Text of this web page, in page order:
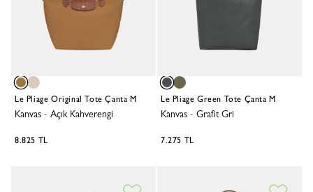
Le Pliage Original Tote Çanta M
Kanvas - Açık Kahverengi
8.825 TL
Le Pliage Green Tote Çanta M
Kanvas - Grafit Gri
7.275 TL